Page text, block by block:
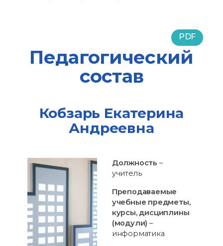
PDF
Педагогический
состав
Кобзарь Екатерина
Андреевна
Должность –
учитель
Преподаваемые
учебные предметы,
курсы, дисциплины
(модули) –
информатика